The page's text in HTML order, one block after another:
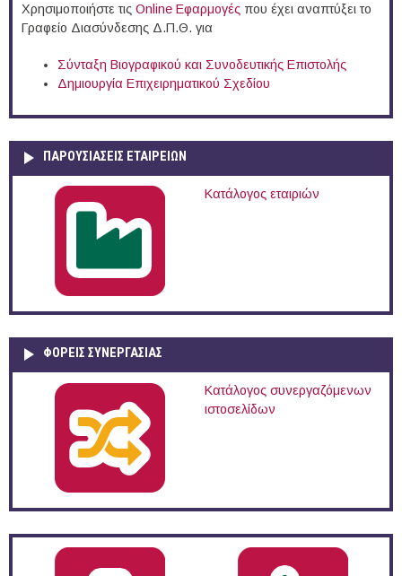
Χρησιμοποιήστε τις Online Eφαρμογές που έχει αναπτύξει το
Γραφείο Διασύνδεσης Δ.Π.Θ. για
Σύνταξη Βιογραφικού και Συνοδευτικής Επιστολής
Δημιουργία Επιχειρηματικού Σχεδίου
ΠΑΡΟΥΣΙΆΣΕΙΣ ΕΤΑΙΡΕΙΏΝ
Κατάλογος εταιριών
ΦΟΡΕΙΣ ΣΥΝΕΡΓΑΣΙΑΣ
Κατάλογος συνεργαζόμενων
ιστοσελίδων